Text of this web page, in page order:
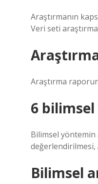
Araştırmanın
Veri seti
Araştırma
6 bilimsel
Bilimsel yöntemin
değerlendirilmesi,
Bilimsel